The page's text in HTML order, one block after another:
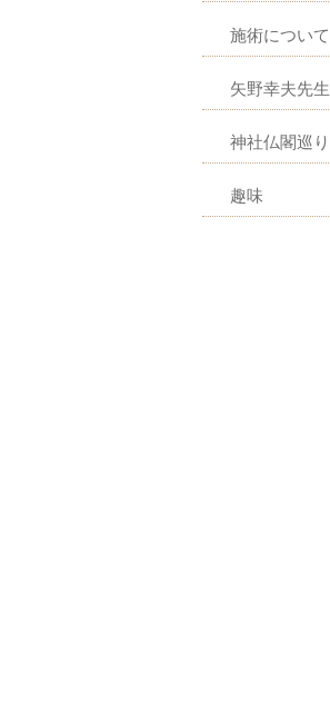
施術について
矢野幸夫先生
神社仏閣巡り
趣味